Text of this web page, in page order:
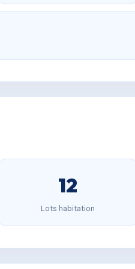
12
Lots habitation